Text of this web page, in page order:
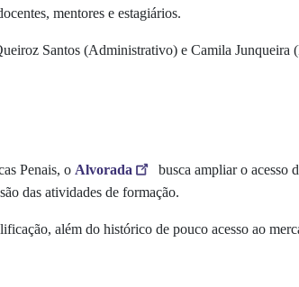
mentores e estagiários.
Santos (Administrativo) e Camila Junqueira
Penais, o Alvorada
busca ampliar o acesso
das atividades de formação.
além do histórico de pouco acesso ao